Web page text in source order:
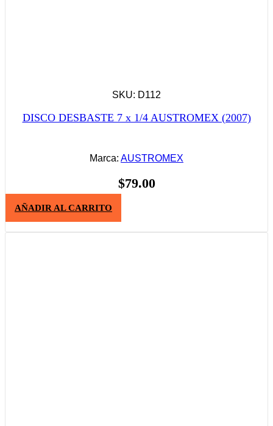
SKU: D112
DISCO DESBASTE 7 x 1/4 AUSTROMEX (2007)
Marca: AUSTROMEX
$79.00
AÑADIR AL CARRITO